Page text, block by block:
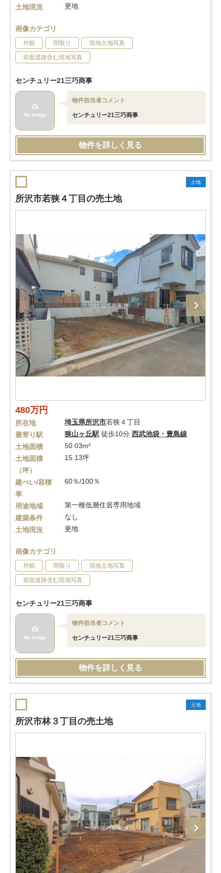
土地現況
更地
画像カテゴリ
外観 間取り 現地土地写真
前面道路含む現地写真
センチュリー21三巧商事
物件担当者コメント
センチュリー21三巧商事
物件を詳しく見る
土地
所沢市若狭４丁目の売土地
480万円
所在地 埼玉県所沢市若狭４丁目
最寄り駅
狭山ヶ丘駅 徒歩10分 西武池袋・豊島線
土地面積
50.03m²
土地面積
（坪）
15.13坪
建ぺい/容積
率
60％/100％
用途地域
第一種低層住居専用地域
建築条件
なし
土地現況
更地
画像カテゴリ
外観 間取り 現地土地写真
前面道路含む現地写真
センチュリー21三巧商事
物件担当者コメント
センチュリー21三巧商事
物件を詳しく見る
土地
所沢市林３丁目の売土地